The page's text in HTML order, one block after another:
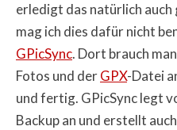
erledigt das natürlich
mag ich dies dafür nicht
GPicSync. Dort brauch
Fotos und derGPX-Datei
und fertig. GPicSync legt
Backup an und erstellt